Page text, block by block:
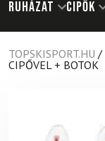
RUHÁZAT Cipők
TOPSKISPORT.HU /
CIPŐVEL + BOTOK